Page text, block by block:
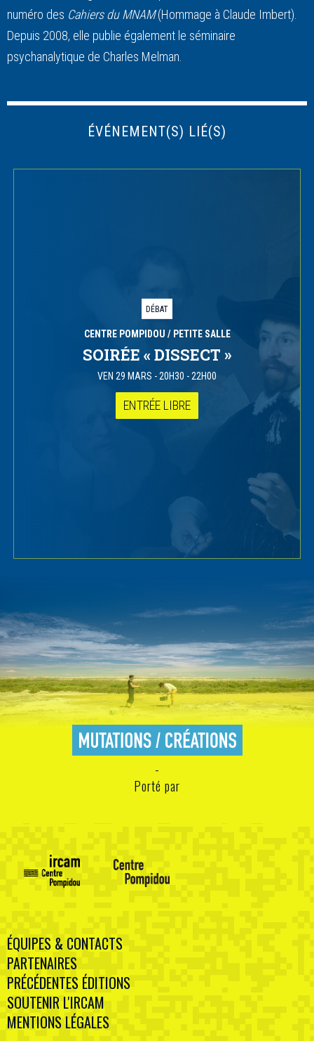
numéro des Cahiers du MNAM(Hommage à Claude Imbert).
Depuis 2008, elle publie également le séminaire
psychanalytique de Charles Melman.
ÉVÉNEMENT(S) LIÉ(S)
DÉBAT
CENTRE POMPIDOU / PETITE SALLE
SOIRÉE « DISSECT »
VEN 29 MARS -20H30 - 22H00
ENTRÉE LIBRE
Porté par
ÉQUIPES & CONTACTS
PARTENAIRES
PRÉCÉDENTES ÉDITIONS
SOUTENIR L'IRCAM
MENTIONS LÉGALES